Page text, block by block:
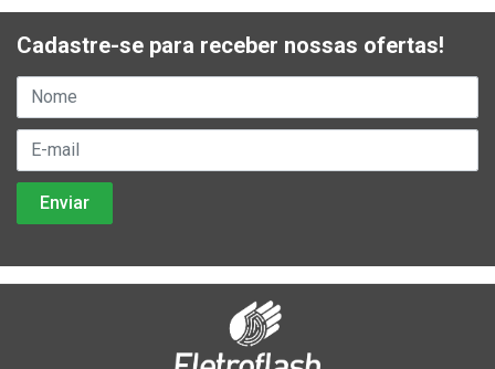
Cadastre-se para receber nossas ofertas!